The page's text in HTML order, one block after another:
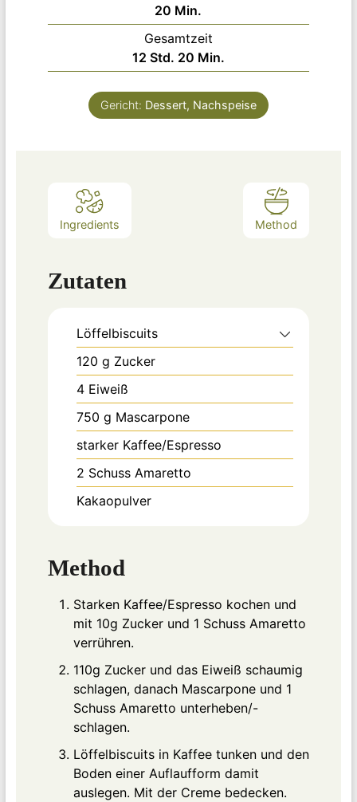
20 Minuten
Min.
Gesamtzeit
12Stunden
Std. 20Minuten
Min.
Gericht: Dessert, Nachspeise
Ingredients Method
Zutaten
Löffelbiscuits
120 g Zucker
4 Eiweiß
750 g Mascarpone
starker Kaffee/Espresso
2 Schuss Amaretto
Kakaopulver
Method
Starken Kaffee/Espresso kochen und
mit 10g Zucker und 1 Schuss Amaretto
verrühren.
110g Zucker und das Eiweiß schaumig
schlagen, danach Mascarpone und 1
Schuss Amaretto unterheben/-
schlagen.
Löffelbiscuits in Kaffee tunken und den
Boden einer Auflaufform damit
auslegen. Mit der Creme bedecken.